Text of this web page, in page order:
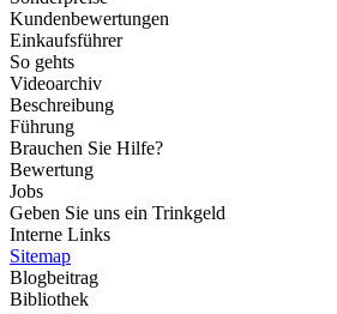
Kundenbewertungen
Einkaufsführer
So gehts
Videoarchiv
Beschreibung
Führung
Brauchen Sie Hilfe?
Bewertung
Jobs
Geben Sie uns ein Trinkgeld
Interne Links
Sitemap
Blogbeitrag
Bibliothek